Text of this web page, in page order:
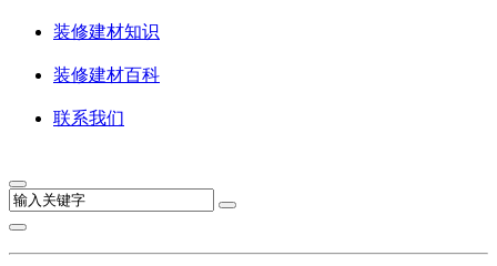
装修建材知识
装修建材百科
联系我们